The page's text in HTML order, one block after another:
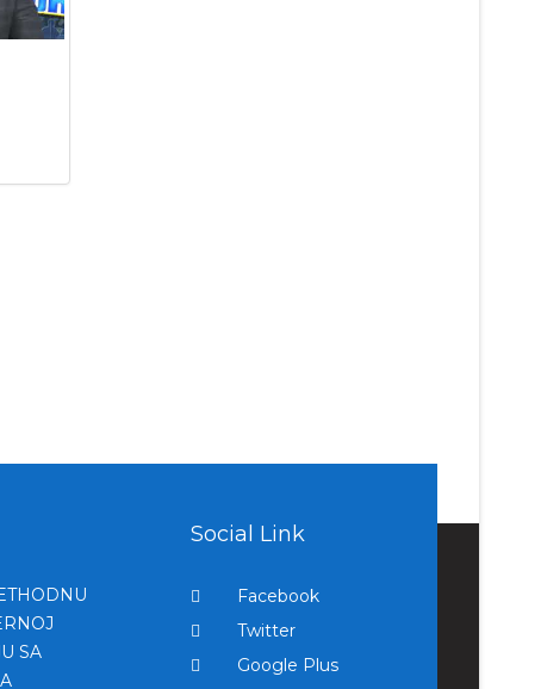
SA
Social Link
Facebook
Twitter
Google Plus